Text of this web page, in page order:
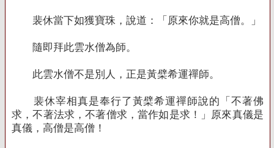
裴休當下如獲寶珠，說道：「原來你就是高僧。」
隨即拜此雲水僧為師。
此雲水僧不是別人，正是黃檗希運禪師。
裴休宰相真是奉行了黃檗希運禪師說的「不著佛
求，不著法求，不著僧求，當作如是求！」原來真儀是
真儀，高僧是高僧！